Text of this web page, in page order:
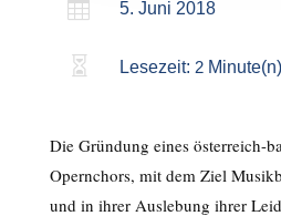
 5. Juni 2018
 Lesezeit: 2 Minute(n)
Die Gründung eines österreich-
Opernchors, mit dem Ziel
und in ihrer Auslebung ihrer